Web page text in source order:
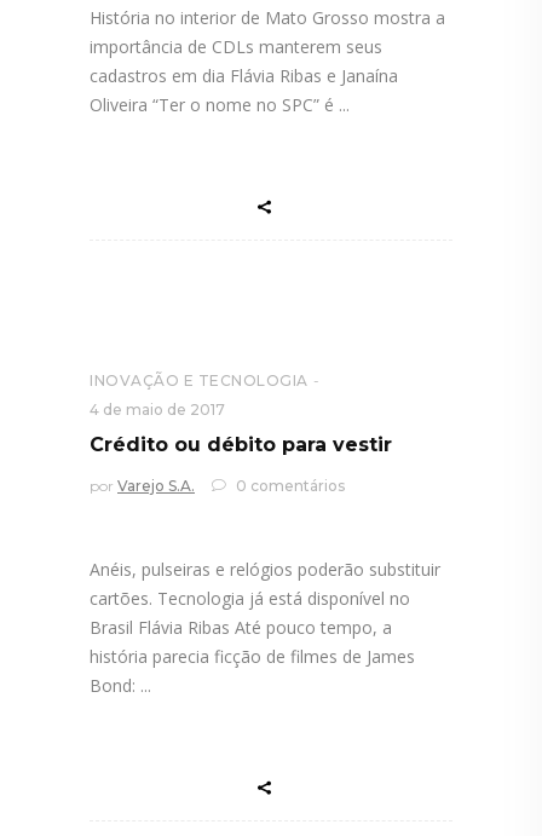
História no interior de Mato Grosso mostra a
importância de CDLs manterem seus
cadastros em dia Flávia Ribas e Janaína
Oliveira “Ter o nome no SPC” é
INOVAÇÃO E TECNOLOGIA
4 de maio de 2017
Crédito ou débito para vestir
por Varejo S.A. 0 comentários
Anéis, pulseiras e relógios poderão substituir
cartões. Tecnologia já está disponível no
Brasil Flávia Ribas Até pouco tempo, a
história parecia ficção de filmes de James
Bond: